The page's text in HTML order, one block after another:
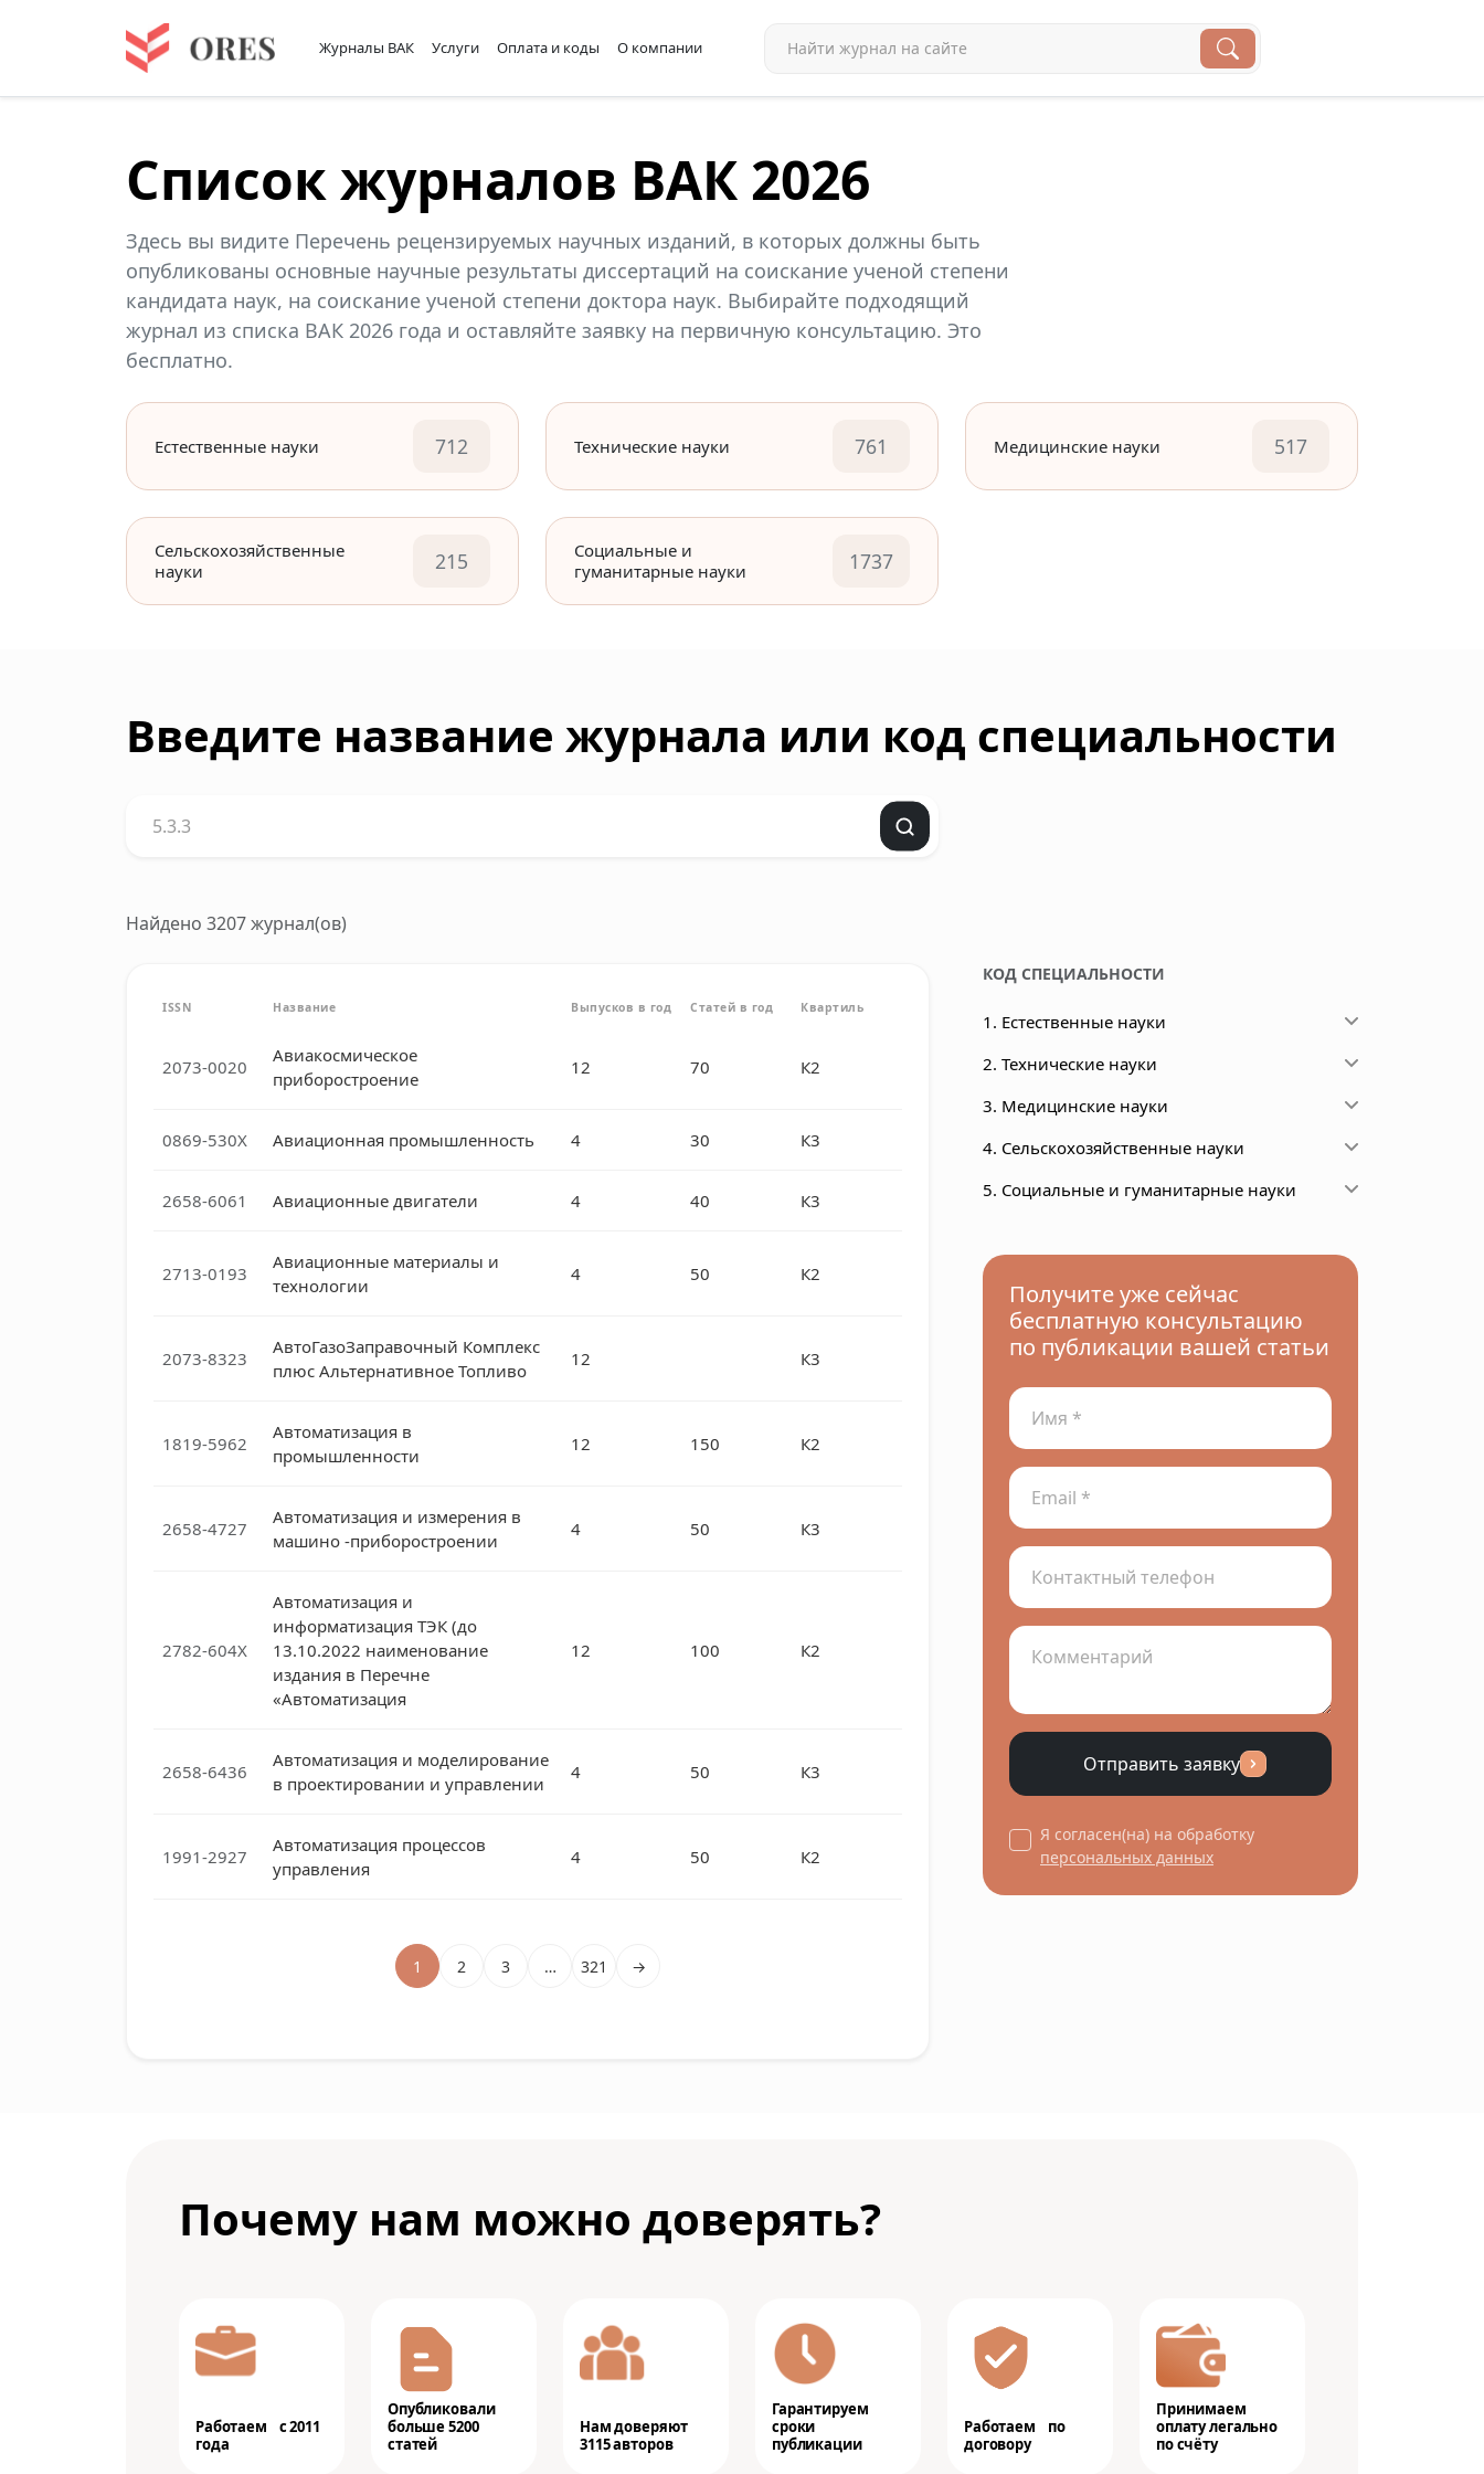
Журналы ВАК Услуги Оплата и коды О компании
Список журналов ВАК 2026
Здесь вы видите Перечень рецензируемых научных изданий, в которых должны быть
опубликованы основные научные результаты диссертаций на соискание ученой степени
кандидата наук, на соискание ученой степени доктора наук. Выбирайте подходящий
журнал из списка ВАК 2026 года и оставляйте заявку на первичную консультацию. Это
бесплатно.
Естественные науки 712 Технические науки 761 Медицинские науки 517
Сельскохозяйственные
науки
215
Социальные и
гуманитарные науки
1737
Введите название журнала или код специальности
Найдено 3207 журнал(ов)
ISSN Название Выпусков в год Статей в год Квартиль
2073-0020
Авиакосмическое
приборостроение
12 70 К2
0869-530X Авиационная промышленность 4 30 К3
2658-6061 Авиационные двигатели 4 40 К3
2713-0193
Авиационные материалы и
технологии
4 50 К2
2073-8323
АвтоГазоЗаправочный Комплекс
плюс Альтернативное Топливо
12 К3
1819-5962
Автоматизация в
промышленности
12 150 К2
2658-4727
Автоматизация и измерения в
машино -приборостроении
4 50 К3
2782-604X
Автоматизация и
информатизация ТЭК (до
13.10.2022 наименование
издания в Перечне
«Автоматизация
12 100 К2
2658-6436
Автоматизация и моделирование
в проектировании и управлении
4 50 К3
1991-2927
Автоматизация процессов
управления
4 50 К2
1 2 3 … 321 →
КОД СПЕЦИАЛЬНОСТИ
1. Естественные науки
2. Технические науки
3. Медицинские науки
4. Сельскохозяйственные науки
5. Социальные и гуманитарные науки
Получите уже сейчас
бесплатную консультацию
по публикации вашей статьи
Отправить заявку
Я согласен(на) на обработку
персональных данных
Почему нам можно доверять?
Работаем с 2011
года
Опубликовали
больше 5200
статей
Нам доверяют
3115 авторов
Гарантируем
сроки
публикации
Работаем по
договору
Принимаем
оплату легально
по счёту